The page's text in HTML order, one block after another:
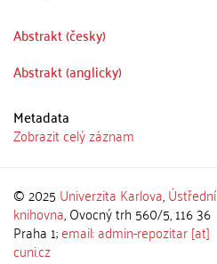
Abstrakt (česky)
Abstrakt (anglicky)
Metadata
Zobrazit celý záznam
© 2025 Univerzita Karlova,Ústřední
knihovna, Ovocný trh 560/5, 116 36
Praha 1;email: admin-repozitar [at]
cuni.cz